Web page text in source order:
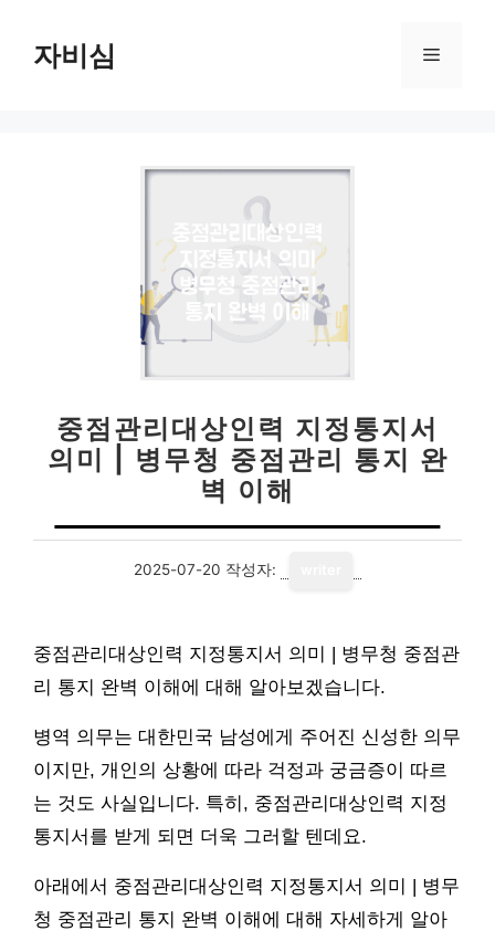
자비심 메
중점관리대상인력 지정통지서
의미 | 병무청 중점관리 통지 완
벽 이해
2025-07-20 작성자:
중점관리대상인력 지정통지서 의미 | 병무청 중점관
리 통지 완벽 이해에 대해 알아보겠습니다.
병역 의무는 대한민국 남성에게 주어진 신성한 의무
이지만, 개인의 상황에 따라 걱정과 궁금증이 따르
는 것도 사실입니다. 특히, 중점관리대상인력 지정
통지서를 받게 되면 더욱 그러할 텐데요.
아래에서 중점관리대상인력 지정통지서 의미 | 병무
청 중점관리 통지 완벽 이해에 대해 자세하게 알아